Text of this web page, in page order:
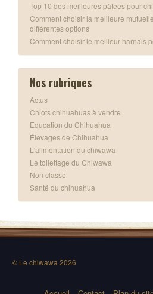
Top 10 des meilleures pâtées pour
Comment choisir la meilleure
différentes options
Comment choisir le meilleur harnais
Nos rubriques
Actus
Chiots chihuahuas à vendre
Education du Chihuahua
Élevages de Chihuahua
L'alimentation du chiwawa
Le toilettage du Chiwawa
Non classé
Santé du chihuahua
© Le chiwawa 2026